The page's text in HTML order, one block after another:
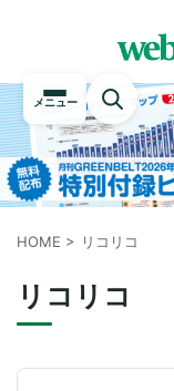
メニュー
HOME > リコリコ
リコリコ